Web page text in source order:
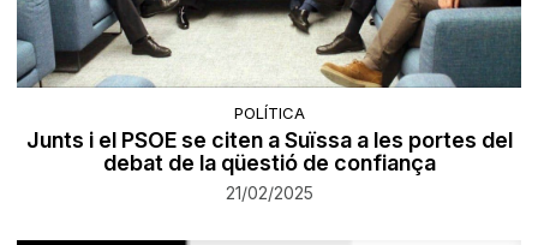
POLÍTICA
Junts i el PSOE se citen a Suïssa a les portes del
debat de la qüestió de confiança
21/02/2025